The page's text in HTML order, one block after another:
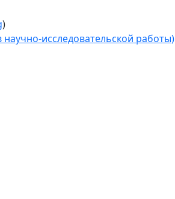
)
исследовательской работы)